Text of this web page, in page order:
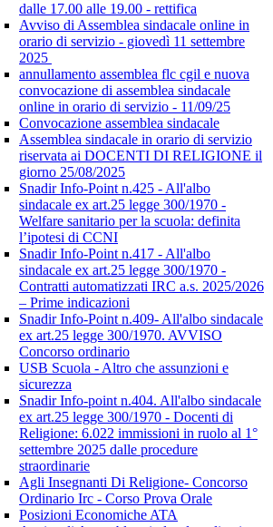
dalle 17.00 alle 19.00 - rettifica
Avviso di Assemblea sindacale online in
orario di servizio - giovedì 11 settembre
2025
annullamento assemblea flc cgil e nuova
convocazione di assemblea sindacale
online in orario di servizio - 11/09/25
Convocazione assemblea sindacale
Assemblea sindacale in orario di servizio
riservata ai DOCENTI DI RELIGIONE il
giorno 25/08/2025
Snadir Info-Point n.425 - All'albo
sindacale ex art.25 legge 300/1970 -
Welfare sanitario per la scuola: definita
l’ipotesi di CCNI
Snadir Info-Point n.417 - All'albo
sindacale ex art.25 legge 300/1970 -
Contratti automatizzati IRC a.s. 2025/2026
– Prime indicazioni
Snadir Info-Point n.409- All'albo sindacale
ex art.25 legge 300/1970. AVVISO
Concorso ordinario
USB Scuola - Altro che assunzioni e
sicurezza
Snadir Info-point n.404. All'albo sindacale
ex art.25 legge 300/1970 - Docenti di
Religione: 6.022 immissioni in ruolo al 1°
settembre 2025 dalle procedure
straordinarie
Agli Insegnanti Di Religione- Concorso
Ordinario Irc - Corso Prova Orale
Posizioni Economiche ATA